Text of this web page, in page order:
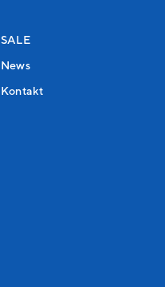
SALE
News
Kontakt